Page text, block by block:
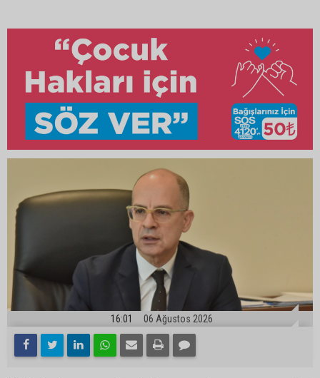
16:01 06 Ağustos 2026